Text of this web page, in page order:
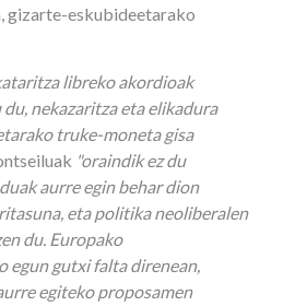
gizarte-eskubideetarako
libreko akordioak
nekazaritza eta elikadura
truke-moneta gisa
"oraindik ez du
aurre egin behar dion
eta politika neoliberalen
du. Europako
egun gutxi falta direnean,
egiteko proposamen